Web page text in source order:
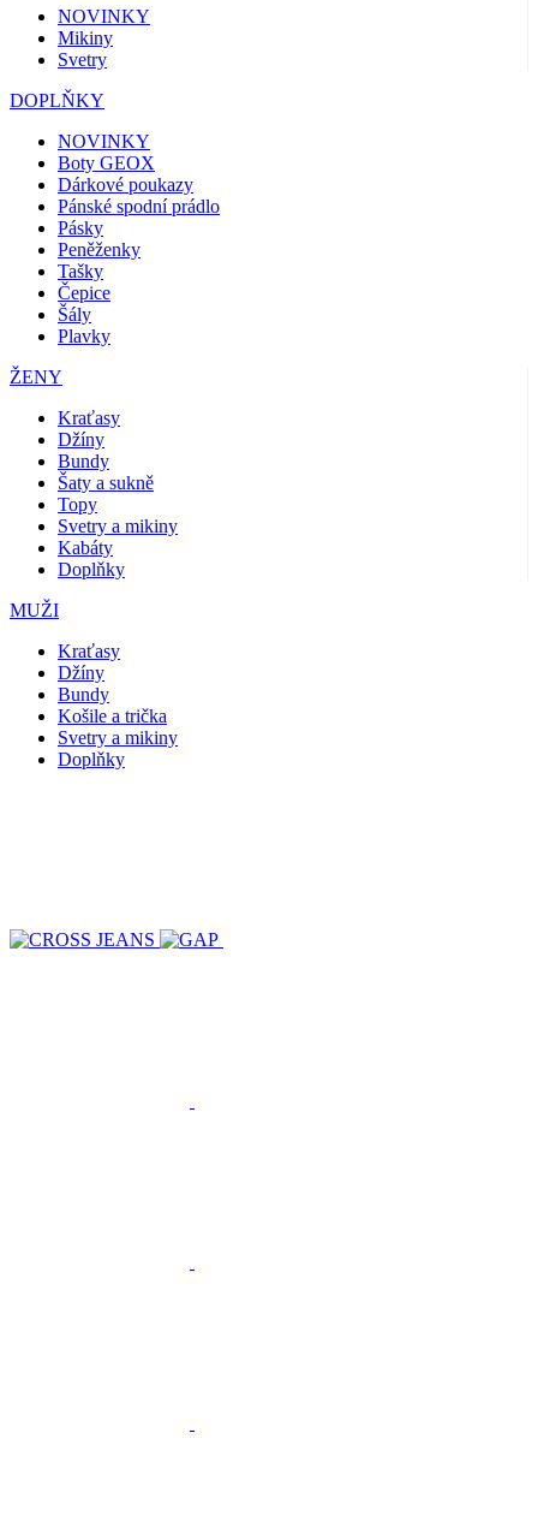
NOVINKY
Mikiny
Svetry
DOPLŇKY
NOVINKY
Boty GEOX
Dárkové poukazy
Pánské spodní prádlo
Pásky
Peněženky
Tašky
Čepice
Šály
Plavky
ŽENY
Kraťasy
Džíny
Bundy
Šaty a sukně
Topy
Svetry a mikiny
Kabáty
Doplňky
MUŽI
Kraťasy
Džíny
Bundy
Košile a trička
Svetry a mikiny
Doplňky